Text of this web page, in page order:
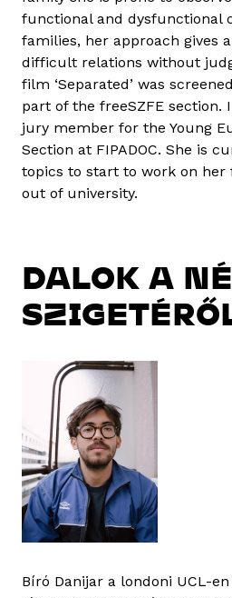
functional and dysfunctional
families, her approach gives
difficult relations without
film ‘Separated’ was
part of the freeSZFE section.
jury member for the Young
Section at FIPADOC. She is
topics to start to work on
out of university.
DALOK A
Bíró Danijar a londoni UCL-